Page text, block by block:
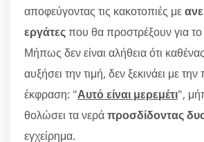
αποφεύγοντας τις κακοτοπιές με
εργάτεςπου θα προστρέξουν για
Μήπως δεν είναι αλήθεια ότι
αυξήσει την τιμή, δεν ξεκινάει με
έκφραση: "Αυτό είναι μερεμέτι",
θολώσει τα νεράπροσδίδοντας
εγχείρημα.